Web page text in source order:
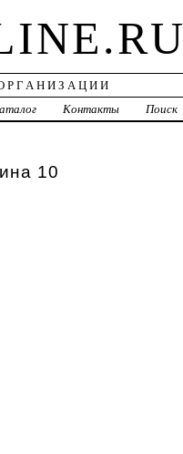
Контакты Поиск
10